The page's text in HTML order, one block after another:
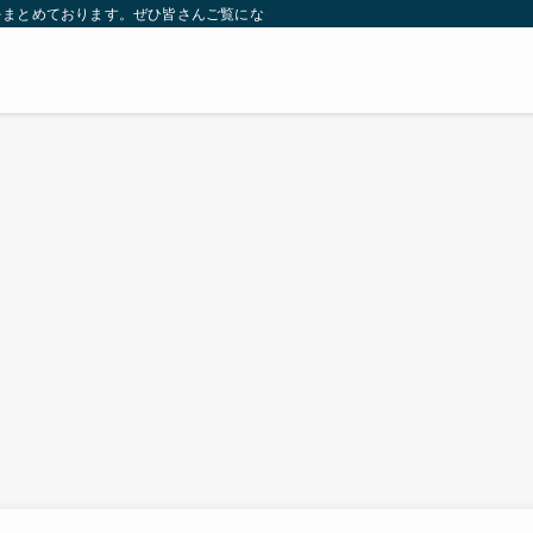
とめております。ぜひ皆さんご覧になっていってください。